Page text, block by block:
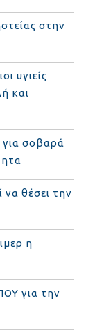
στην
υγιείς
και
σοβαρά
θέσει την
η
για την